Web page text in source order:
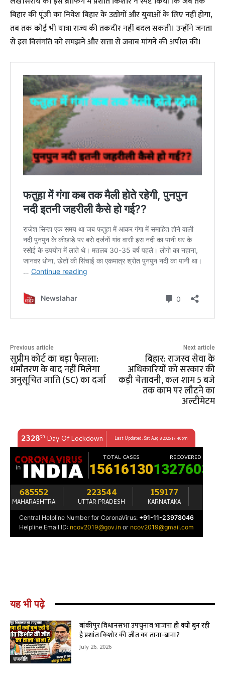
बिहार की पूंजी का निवेश बिहार के उद्योगों और युवाओं के लिए नहीं होगा,
तब तक कोई भी यात्रा राज्य की तकदीर नहीं बदल सकती। उन्होंने जनता
से इस विसंगति को समझने और सत्ता से जवाब मांगने की अपील की।
Previous article
सुप्रीम कोर्ट का बड़ा फैसला:
धर्मांतरण के बाद नहीं मिलेगा
अनुसूचित जाति (SC) का दर्जा
Next article
बिहार: राजस्व सेवा के
अधिकारियों को सरकार की
कड़ी चेतावनी, कल शाम 5 बजे
तक काम पर लौटने का
अल्टीमेटम
यह भी पढ़े
राजनीति
बांकीपुर विधानसभा उपचुनाव भाजपा ही क्यों बुन रही
है प्रशांत किशोर की जीत का ताना-बाना?
July 26, 2026